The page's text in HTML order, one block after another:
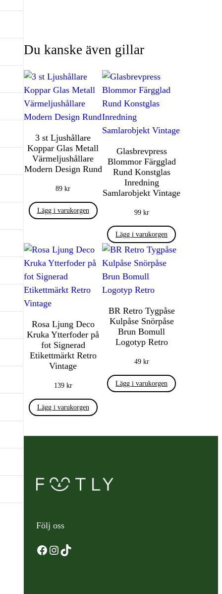
Du kanske även gillar
3 st Ljushållare
Koppar Glas Metall
Värmeljushållare
Modern Design Rund
89kr
Lägg i varukorgen
Glasbrevpress
Blommor Färgglad
Rund Konstglas
Inredning
Samlarobjekt Vintage
99 kr
Lägg i varukorgen
Rosa Ljung Deco
Kruka Ytterfoder på
fot Signerad
Etikettmärkt Retro
Vintage
139 kr
Lägg i varukorgen
BR Retro Tygpåse
Kulpåse Snörpåse
Brun Bomull
Logotyp Retro
49 kr
Lägg i varukorgen
Följ oss
Facebook
Instagram
TikTok